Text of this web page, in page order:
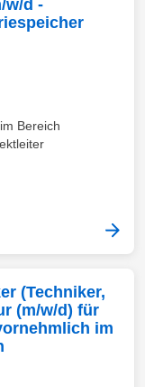
w/d -
Bereich
(Techniker,
(m/w/d) für
im